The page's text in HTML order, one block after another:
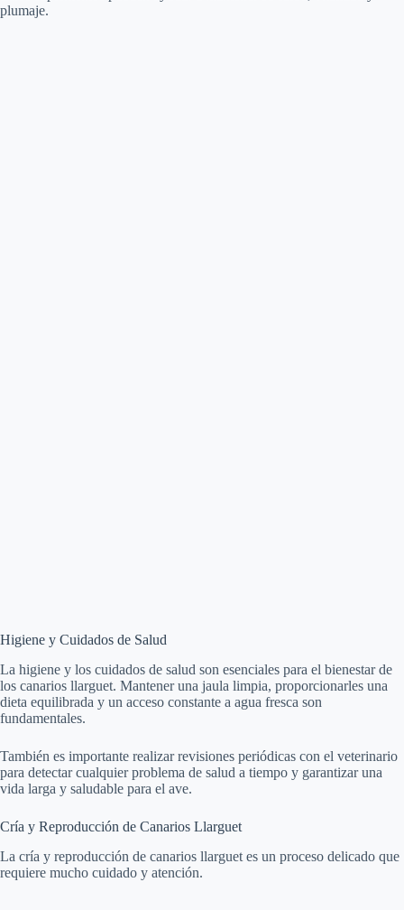
plumaje.
Higiene y Cuidados de Salud
La higiene y los cuidados de salud son esenciales para el bienestar de
los canarios llarguet. Mantener una jaula limpia, proporcionarles una
dieta equilibrada y un acceso constante a agua fresca son
fundamentales.
También es importante realizar revisiones periódicas con el veterinario
para detectar cualquier problema de salud a tiempo y garantizar una
vida larga y saludable para el ave.
Cría y Reproducción de Canarios Llarguet
La cría y reproducción de canarios llarguet es un proceso delicado que
requiere mucho cuidado y atención.